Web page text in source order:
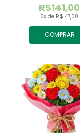
COMPRAR
3x de R$ 47,00
R$141,00